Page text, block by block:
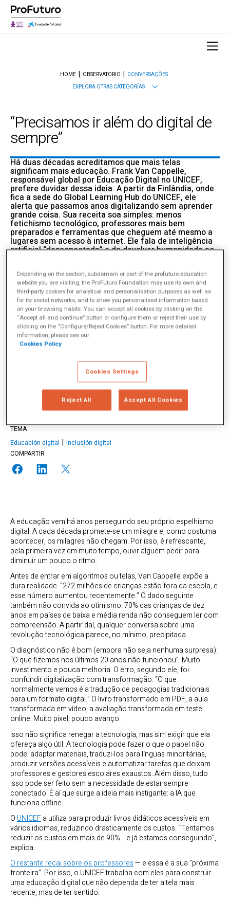
HOME OBSERVATORIO
CONVERSAÇÕES
EXPLORA OTRAS CATEGORÍAS
“Precisamos ir além do digital de
sempre”
Há duas décadas acreditamos que mais telas
significam mais educação. Frank Van Cappelle,
responsável global por Educação Digital no UNICEF,
prefere duvidar dessa ideia. A partir da Finlândia, onde
fica a sede do Global Learning Hub do UNICEF, ele
alerta que passamos anos digitalizando sem aprender
grande coisa. Sua receita soa simples: menos
fetichismo tecnológico, professores mais bem
preparados e ferramentas que cheguem até mesmo a
lugares sem acesso à internet. Ele fala de inteligência
artificial “desconectada” e de devolver humanidade ao
senso ao debate: que a tecnologia sirva às crianças, e
não o contrário.
9 January 2026
Frank van Cappelle, diretor do Global Learning Innovation Hub,
combina duas décadas de experiência em ambientes rurais e
tecnologias de aprendizagem. Sua missão: transformar o digital em
um direito global para as crianças mais vulneráveis. más info
TEMA
Educación digital
Inclusión digital
COMPARTIR
A educação vem há anos perseguindo seu próprio espelhismo
digital. A cada década promete-se um milagre e, como costuma
acontecer, os milagres não chegam. Por isso, é refrescante,
pela primeira vez em muito tempo, ouvir alguém pedir para
diminuir um pouco o ritmo.
Antes de entrar em algoritmos ou telas, Van Cappelle expõe a
dura realidade. “272 milhões de crianças estão fora da escola, e
esse número aumentou recentemente.” O dado seguinte
também não convida ao otimismo: 70% das crianças de dez
anos em países de baixa e média renda não conseguem ler com
compreensão. A partir daí, qualquer conversa sobre uma
revolução tecnológica parece, no mínimo, precipitada.
O diagnóstico não é bom (embora não seja nenhuma surpresa):
“O que fizemos nos últimos 20 anos não funcionou”. Muito
investimento e pouca melhoria. O erro, segundo ele, foi
confundir digitalização com transformação. “O que
normalmente vemos é a tradução de pedagogias tradicionais
para um formato digital.” O livro transformado em PDF, a aula
transformada em vídeo, a avaliação transformada em teste
online. Muito pixel, pouco avanço.
Isso não significa renegar a tecnologia, mas sim exigir que ela
ofereça algo útil. A tecnologia pode fazer o que o papel não
pode: adaptar materiais, traduzi-los para línguas minoritárias,
produzir versões acessíveis e automatizar tarefas que deixam
professores e gestores escolares exaustos. Além disso, tudo
isso pode ser feito sem a necessidade de estar sempre
conectado. É aí que surge a ideia mais instigante: a IA que
funciona offline.
O UNICEFa utiliza para produzir livros didáticos acessíveis em
vários idiomas, reduzindo drasticamente os custos. “Tentamos
reduzir os custos em mais de 90%… e já estamos conseguindo”,
explica.
O restante recai sobre os professores— e essa é a sua “próxima
fronteira”. Por isso, o UNICEF trabalha com eles para construir
uma educação digital que não dependa de ter a tela mais
recente, mas de ter sentido.
Depending on the section, subdomain or part of the profuturo.education
website you are visiting, the ProFuturo Foundation may use its own and
third-party cookies for analytical and personalisation purposes as well as
for its social networks, and to show you personalised information based
on your browsing habits. You can accept all cookies by clicking on the
“Accept all and continue” button or configure them or reject their use by
clicking on the “Configure/Reject Cookies” button. For more detailed
information, please see our
Cookies Policy
Cookies Settings
Reject All Accept All Cookies